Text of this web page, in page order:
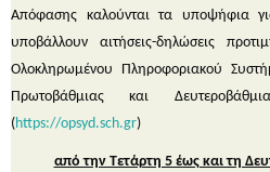
Απόφασης καλούνται τα υποψήφια
υποβάλλουν αιτήσεις-δηλώσεις
Ολοκληρωμένου Πληροφοριακού
Πρωτοβάθμιας και
(https://opsyd.sch.gr)
από την Τετάρτη 5 έως και τη